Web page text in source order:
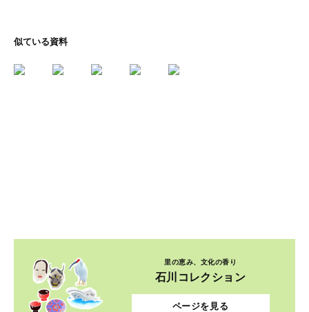
似ている資料
里の恵み、文化の香り
石川コレクション
ページを見る